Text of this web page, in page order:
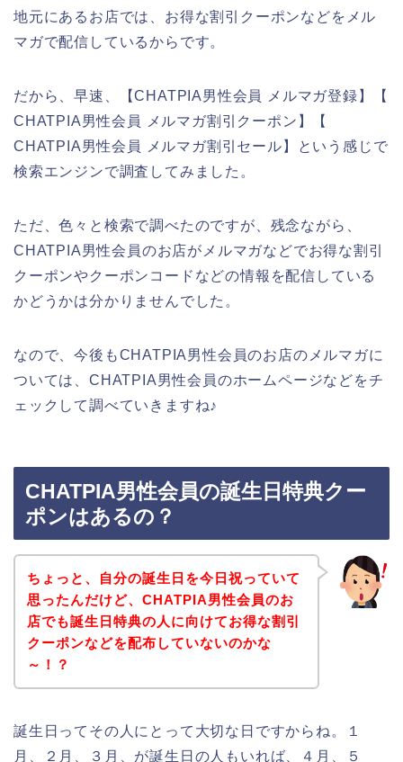
地元にあるお店では、お得な割引クーポンなどをメル
マガで配信しているからです。
だから、早速、【CHATPIA男性会員 メルマガ登録】【
CHATPIA男性会員 メルマガ割引クーポン】【
CHATPIA男性会員 メルマガ割引セール】という感じで
検索エンジンで調査してみました。
ただ、色々と検索で調べたのですが、残念ながら、
CHATPIA男性会員のお店がメルマガなどでお得な割引
クーポンやクーポンコードなどの情報を配信している
かどうかは分かりませんでした。
なので、今後もCHATPIA男性会員のお店のメルマガに
ついては、CHATPIA男性会員のホームページなどをチ
ェックして調べていきますね♪
CHATPIA男性会員の誕生日特典クー
ポンはあるの？
ちょっと、自分の誕生日を今日祝っていて
思ったんだけど、CHATPIA男性会員のお
店でも誕生日特典の人に向けてお得な割引
クーポンなどを配布していないのかな
～！？
誕生日ってその人にとって大切な日ですからね。１
月、２月、３月、が誕生日の人もいれば、４月、５